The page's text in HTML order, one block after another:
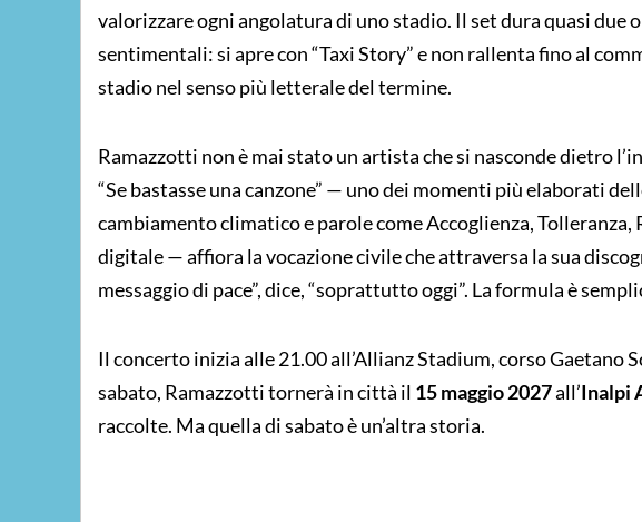
valorizzare ogni angolatura di uno stadio. Il set dura quasi due
sentimentali: si apre con “Taxi Story” e non rallenta fino al
stadio nel senso più letterale del termine.
Ramazzotti non è mai stato un artista che si nasconde dietro
“Se bastasse una canzone” — uno dei momenti più elaborati
cambiamento climatico e parole come Accoglienza,
digitale — affiora la vocazione civile che attraversa la sua
messaggio di pace”, dice, “soprattutto oggi”. La formula è
Il concerto inizia alle 21.00 all’Allianz Stadium, corso Gaetano
sabato, Ramazzotti tornerà in città il 15 maggio 2027all’Inalpi
raccolte. Ma quella di sabato è un’altra storia.